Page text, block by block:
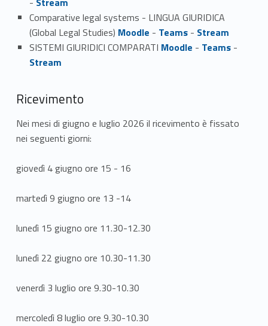
Comparative legal systems - LINGUA GIURIDICA
(Global Legal Studies) Moodle - Teams- Stream
SISTEMI GIURIDICI COMPARATI Moodle - Teams-
Stream
Ricevimento
Nei mesi di giugno e luglio 2026 il ricevimento è fissato
nei seguenti giorni:
giovedì 4 giugno ore 15 - 16
martedì 9 giugno ore 13 -14
lunedì 15 giugno ore 11.30-12.30
lunedì 22 giugno ore 10.30-11.30
venerdì 3 luglio ore 9.30-10.30
mercoledì 8 luglio ore 9.30-10.30